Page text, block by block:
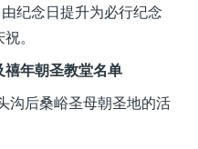
纪念日提升为必行纪念
。
禧年朝圣教堂名单
沟后桑峪圣母朝圣地的活